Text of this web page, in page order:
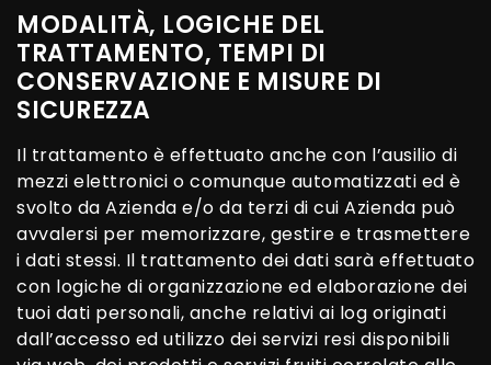
MODALITÀ, LOGICHE DEL
TRATTAMENTO, TEMPI DI
CONSERVAZIONE E MISURE DI
SICUREZZA
Il trattamento è effettuato anche con l’ausilio di
mezzi elettronici o comunque automatizzati ed è
svolto da Azienda e/o da terzi di cui Azienda può
avvalersi per memorizzare, gestire e trasmettere
i dati stessi. Il trattamento dei dati sarà effettuato
con logiche di organizzazione ed elaborazione dei
tuoi dati personali, anche relativi ai log originati
dall’accesso ed utilizzo dei servizi resi disponibili